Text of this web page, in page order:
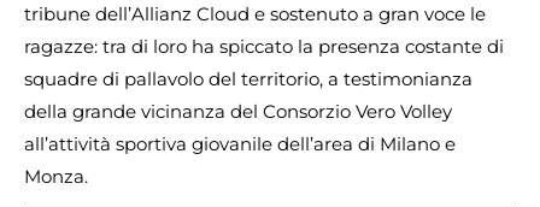
tribune dell’Allianz Cloud e sostenuto a gran voce le
ragazze: tra di loro ha spiccato la presenza costante di
squadre di pallavolo del territorio, a testimonianza
della grande vicinanza del Consorzio Vero Volley
all’attività sportiva giovanile dell’area di Milano e
Monza.